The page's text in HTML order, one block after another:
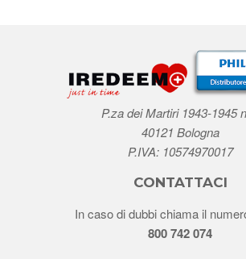
P.za dei Martiri 1943-1945
40121 Bologna
P.IVA: 10574970017
CONTATTACI
In caso di dubbi chiama il
800 742 074